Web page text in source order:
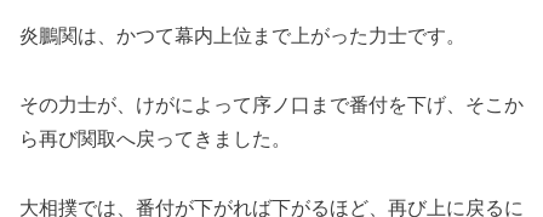
炎鵬関は、かつて幕内上位まで上がった力士です。
その力士が、けがによって序ノ口まで番付を下げ、そこか
ら再び関取へ戻ってきました。
大相撲では、番付が下がれば下がるほど、再び上に戻るに